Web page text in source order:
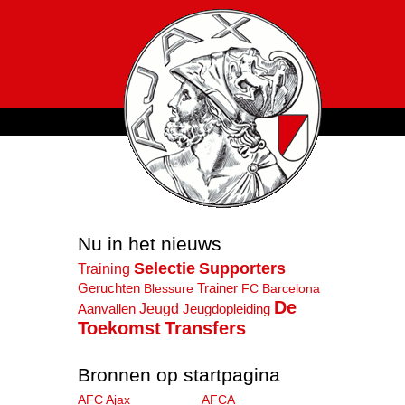
Nu in het nieuws
Training Selectie Supporters
Geruchten Blessure Trainer FC Barcelona
Aanvallen Jeugd Jeugdopleiding De
ToekomstTransfers
Bronnen op startpagina
AFC Ajax
AFCA